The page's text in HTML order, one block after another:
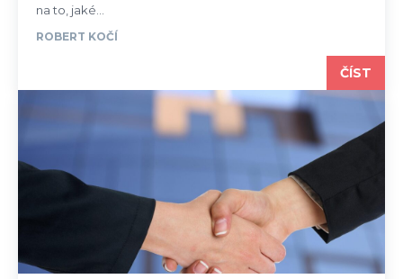
na to, jaké...
ROBERT KOČÍ
ČÍST